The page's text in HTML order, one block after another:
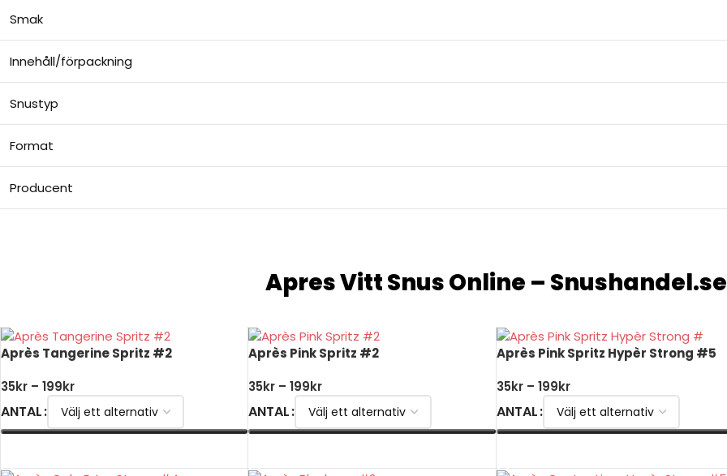
Smak
Innehåll/förpackning
Snustyp
Format
Producent
Apres Vitt SnusOnline – Snushandel.se
Après Tangerine Spritz #2
35kr – 199kr
ANTAL
Après Pink Spritz #2
35kr – 199kr
ANTAL
Après Pink Spritz Hypèr Strong #5
35kr – 199kr
ANTAL